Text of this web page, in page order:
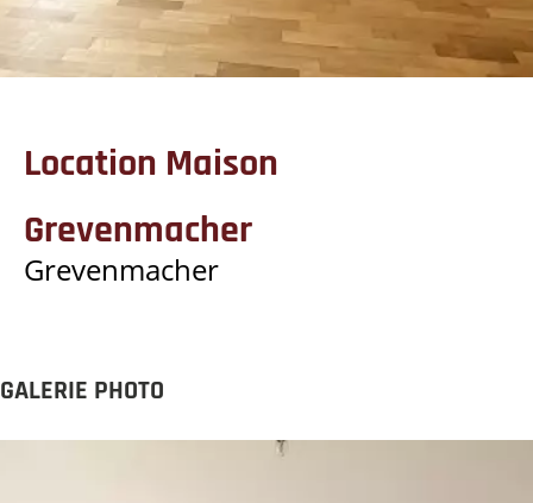
Location Maison
Grevenmacher
Grevenmacher
GALERIE PHOTO